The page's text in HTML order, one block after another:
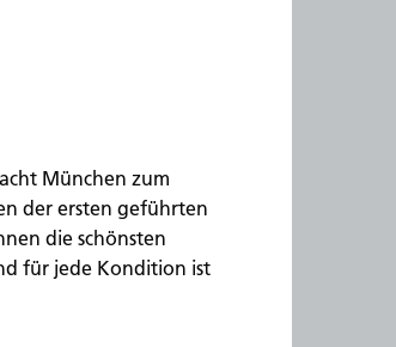
München zum
der ersten geführten
die schönsten
für jede Kondition ist